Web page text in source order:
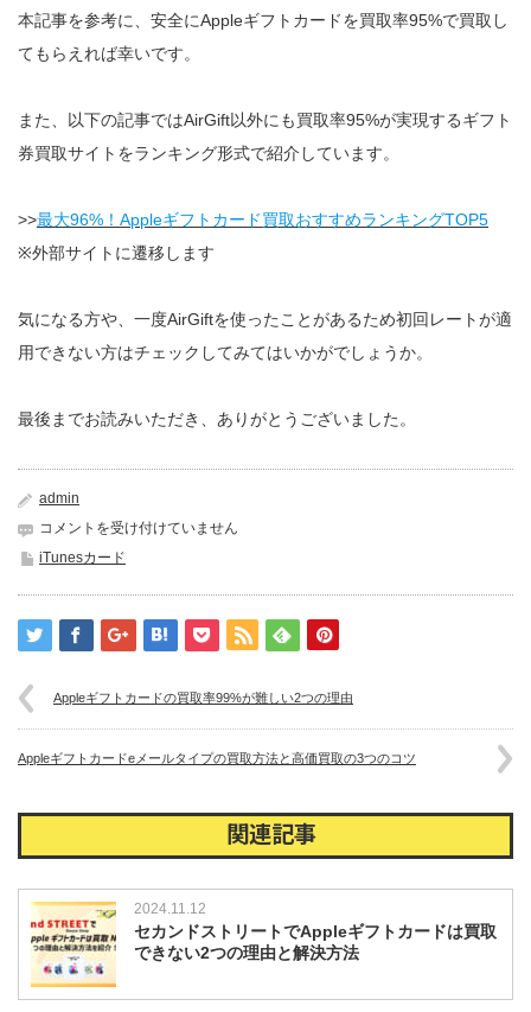
本記事を参考に、安全にAppleギフトカードを買取率95%で買取し
てもらえれば幸いです。
また、以下の記事ではAirGift以外にも買取率95%が実現するギフト
券買取サイトをランキング形式で紹介しています。
>>最大96%！Appleギフトカード買取おすすめランキングTOP5
※外部サイトに遷移します
気になる方や、一度AirGiftを使ったことがあるため初回レートが適
用できない方はチェックしてみてはいかがでしょうか。
最後までお読みいただき、ありがとうございました。
admin
Apple
ギ
ト
カ
ー
率
95%
能？
な
2
つ
の
条
件
コメントを受け付けていません
iTunesカード
Appleギフトカードの買取率99%が難しい2つの理由
Appleギフトカードeメールタイプの買取方法と高価買取の3つのコツ
関連記事
2024.11.12
セカンドストリートでAppleギフトカードは買取
できない2つの理由と解決方法